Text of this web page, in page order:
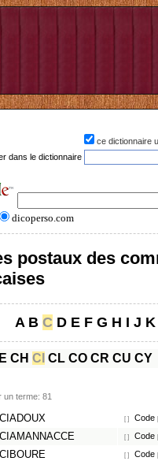
ce dictionnaire
dans le dictionnaire
dicoperso.com
postaux des
A B C D E F G H I J K
CH CI CL CO CR CU CY
un terme: 81
CIADOUX [ ]
Code
CIAMANNACCE [ ]
Code
CIBOURE [ ]
Code